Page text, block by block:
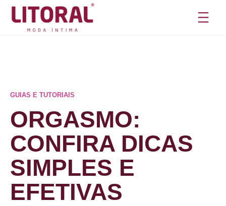
Pular
GUIAS E TUTORIAIS
ORGASMO:
CONFIRA DICAS
SIMPLES E
EFETIVAS